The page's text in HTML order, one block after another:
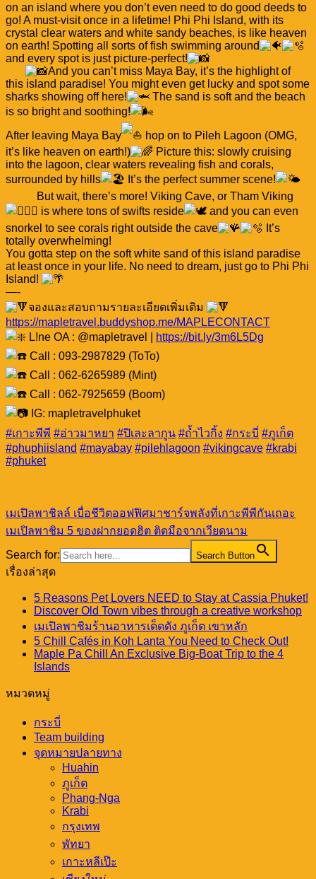
on an island where you don’t even need to do good deeds to
go! A must-visit once in a lifetime! Phi Phi Island, with its
crystal clear waters and white sandy beaches, is like heaven
on earth! Spotting all sorts of fish swimming around
and every spot is just picture-perfect!
And you can’t miss Maya Bay, it’s the highlight of
this island paradise! You might even get lucky and spot some
sharks showing off here!
The sand is soft and the beach
is so bright and soothing!
After leaving Maya Bay
hop on to Pileh Lagoon (OMG,
it’s like heaven on earth!)
Picture this: slowly cruising
into the lagoon, clear waters revealing fish and corals,
surrounded by hills
It’s the perfect summer scene!
But wait, there’s more! Viking Cave, or Tham Viking
is where tons of swifts reside
and you can even
snorkel to see corals right outside the cave
It’s
totally overwhelming!
You gotta step on the soft white sand of this island paradise
at least once in your life. No need to dream, just go to Phi Phi
Island!
—-
จองและสอบถามรายละเอียดเพิ่มเติม
https://mapletravel.buddyshop.me/MAPLECONTACT
L!ne OA : @mapletravel |
https://bit.ly/3m6L5Dg
Call : 093-2987829 (ToTo)
Call : 062-6265989 (Mint)
Call : 062-7925659 (Boom)
IG: mapletravelphuket
#เกาะพีพี #อ่าวมาหยา #ปิเละลากูน #ถ้ำไวกิ้ง #กระบี่ #ภูเก็ต
#phuphiisland #mayabay #pilehlagoon #vikingcave #krabi
#phuket
เมเปิลพาชิลล์ เบื่อชีวิตออฟฟิศมาชาร์จพลังที่เกาะพีพีกันเถอะ
เมเปิลพาชิม 5 ของฝากยอดฮิต ติดมือจากเวียดนาม
Search for:
Search Button
เรื่องล่าสุด
5 Reasons Pet Lovers NEED to Stay at Cassia Phuket!
Discover Old Town vibes through a creative workshop
เมเปิลพาชิมร้านอาหารเด็ดดัง ภูเก็ต เขาหลัก
5 Chill Cafés in Koh Lanta You Need to Check Out!
Maple Pa Chill An Exclusive Big-Boat Trip to the 4
Islands
หมวดหมู่
กระบี่
Team building
จุดหมายปลายทาง
Huahin
ภูเก็ต
Phang-Nga
Krabi
กรุงเทพ
พัทยา
เกาะหลีเป๊ะ